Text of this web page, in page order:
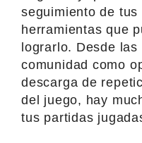
seguimiento de
herramientas que
lograrlo. Desde las
comunidad como
descarga de
del juego, hay
tus partidas